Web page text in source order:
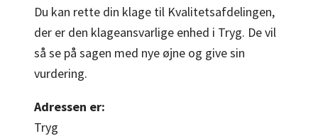
Du kan rette din klage til Kvalitetsafdelingen,
der er den klageansvarlige enhed i Tryg. De vil
så se på sagen med nye øjne og give sin
vurdering.
Adressen er:
Tryg